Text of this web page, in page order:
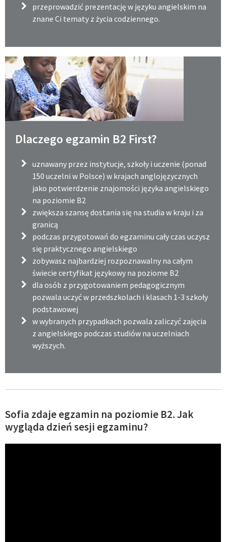
przeprowadzić prezentację w języku angielskim na
znane Ci tematy z życia codziennego.
Dlaczego egzamin B2 First?
uznawany przez instytucje, szkoły i uczenie (ponad
150 uczelni w Polsce) w krajach anglojęzycznych
jako potwierdzenie znajomości języka angielskiego
na poziomie B2
zwiększa szansę dostania się na studia w kraju i za
granicą
podczas przygotowań do egzaminu cały czas uczysz
się praktycznego angielskiego
zobywasz najbardziej rozpoznawalny na całym
świecie certyfikat językowy na poziome B2
dla osób z przygotowaniem pedagogicznym
pozwala uczyć w przedszkolach i klasach 1-3 szkoły
podstawowej
w wybranych przypadkach pozwala zaliczyć zajęcia
z angielskiego podczas studiów na uczelniach
wyższych.
Sofia zdaje egzamin na poziomie B2. Jak
wygląda dzień sesji egzaminu?